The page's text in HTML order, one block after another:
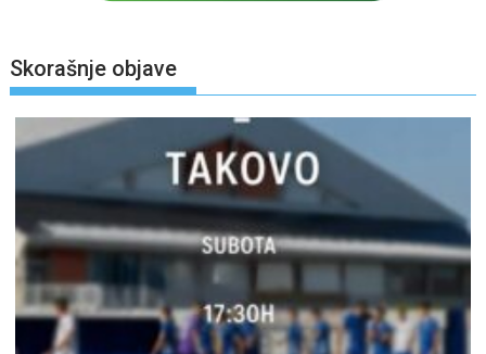
Skorašnje objave